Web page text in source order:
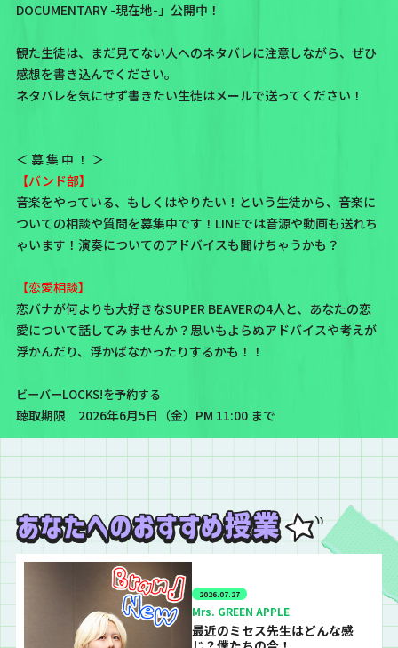
DOCUMENTARY -現在地-」公開中！
観た生徒は、まだ見てない人へのネタバレに注意しながら、ぜひ
感想を書き込んでください。
ネタバレを気にせず書きたい生徒はメールで送ってください！
＜ 募 集 中 ！ ＞
【バンド部】
音楽をやっている、もしくはやりたい！という生徒から、音楽に
ついての相談や質問を募集中です！LINEでは音源や動画も送れち
ゃいます！演奏についてのアドバイスも聞けちゃうかも？
【恋愛相談】
恋バナが何よりも大好きなSUPER BEAVERの4人と、あなたの恋
愛について話してみませんか？思いもよらぬアドバイスや考えが
浮かんだり、浮かばなかったりするかも！！
ビーバーLOCKS!を予約する
聴取期限 2026年6月5日（金）PM 11:00 まで
2026.07.27
Mrs. GREEN APPLE
最近のミセス先生はどんな感